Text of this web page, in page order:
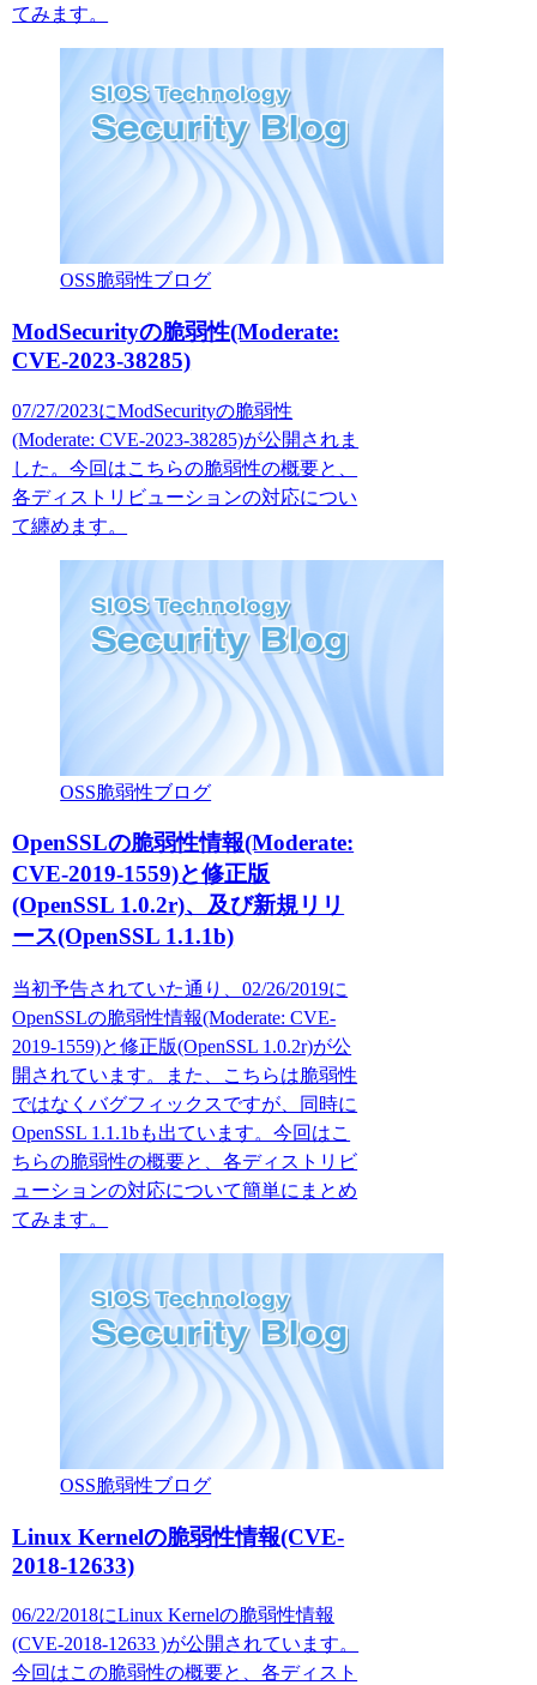
てみます。
OSS脆弱性ブログ
ModSecurityの脆弱性(Moderate:
CVE-2023-38285)
07/27/2023にModSecurityの脆弱性
(Moderate: CVE-2023-38285)が公開されま
した。今回はこちらの脆弱性の概要と、
各ディストリビューションの対応につい
て纏めます。
OSS脆弱性ブログ
OpenSSLの脆弱性情報(Moderate:
CVE-2019-1559)と修正版
(OpenSSL 1.0.2r)、及び新規リリ
ース(OpenSSL 1.1.1b)
当初予告されていた通り、02/26/2019に
OpenSSLの脆弱性情報(Moderate: CVE-
2019-1559)と修正版(OpenSSL 1.0.2r)が公
開されています。また、こちらは脆弱性
ではなくバグフィックスですが、同時に
OpenSSL 1.1.1bも出ています。今回はこ
ちらの脆弱性の概要と、各ディストリビ
ューションの対応について簡単にまとめ
てみます。
OSS脆弱性ブログ
Linux Kernelの脆弱性情報(CVE-
2018-12633)
06/22/2018にLinux Kernelの脆弱性情報
(CVE-2018-12633 )が公開されています。
今回はこの脆弱性の概要と、各ディスト